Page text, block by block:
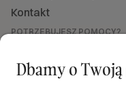
Kontakt
POTRZEBUJESZ POMOCY?
od PN do PT w godzinach
sklep@softimi.pl
Dbamy o